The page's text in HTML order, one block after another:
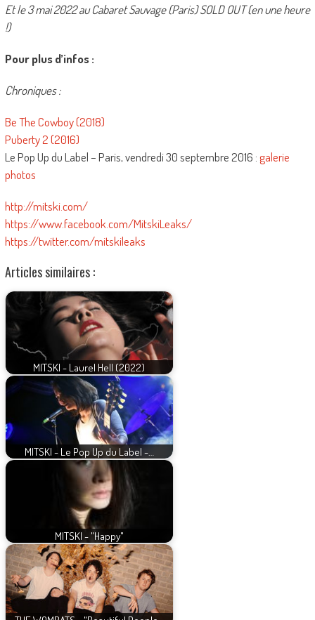
Et le 3 mai 2022 au Cabaret Sauvage (Paris) SOLD OUT (en une heure
!)
Pour plus d’infos :
Chroniques :
Be The Cowboy (2018)
Puberty 2 (2016)
Le Pop Up du Label – Paris, vendredi 30 septembre 2016 :galerie
photos
http://mitski.com/
https://www.facebook.com/MitskiLeaks/
https://twitter.com/mitskileaks
Articles similaires :
MITSKI - Laurel Hell (2022)
MITSKI - Le Pop Up du Label -…
MITSKI - "Happy"